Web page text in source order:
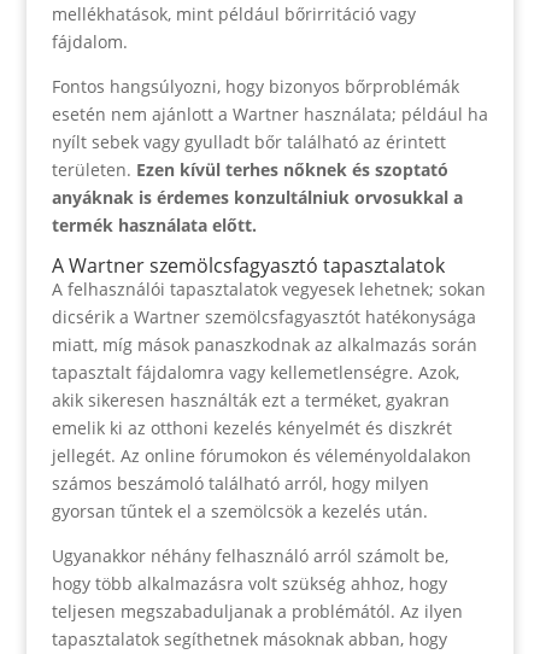
mellékhatások, mint például bőrirritáció vagy
fájdalom.
Fontos hangsúlyozni, hogy bizonyos bőrproblémák
esetén nem ajánlott a Wartner használata; például ha
nyílt sebek vagy gyulladt bőr található az érintett
területen. Ezen kívül terhes nőknek és szoptató
anyáknak is érdemes konzultálniuk orvosukkal a
termék használata előtt.
A Wartner szemölcsfagyasztó tapasztalatok
A felhasználói tapasztalatok vegyesek lehetnek; sokan
dicsérik a Wartner szemölcsfagyasztót hatékonysága
miatt, míg mások panaszkodnak az alkalmazás során
tapasztalt fájdalomra vagy kellemetlenségre. Azok,
akik sikeresen használták ezt a terméket, gyakran
emelik ki az otthoni kezelés kényelmét és diszkrét
jellegét. Az online fórumokon és véleményoldalakon
számos beszámoló található arról, hogy milyen
gyorsan tűntek el a szemölcsök a kezelés után.
Ugyanakkor néhány felhasználó arról számolt be,
hogy több alkalmazásra volt szükség ahhoz, hogy
teljesen megszabaduljanak a problémától. Az ilyen
tapasztalatok segíthetnek másoknak abban, hogy